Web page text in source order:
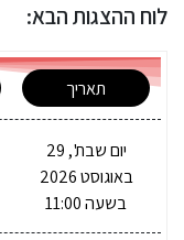
לוח ההצגות הבא:
תאריך
יום שבת', 29
באוגוסט 2026
בשעה 11:00